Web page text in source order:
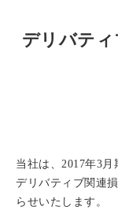
デリバティ
当社は、2017年3月
デリバティブ関連
らせいたします。